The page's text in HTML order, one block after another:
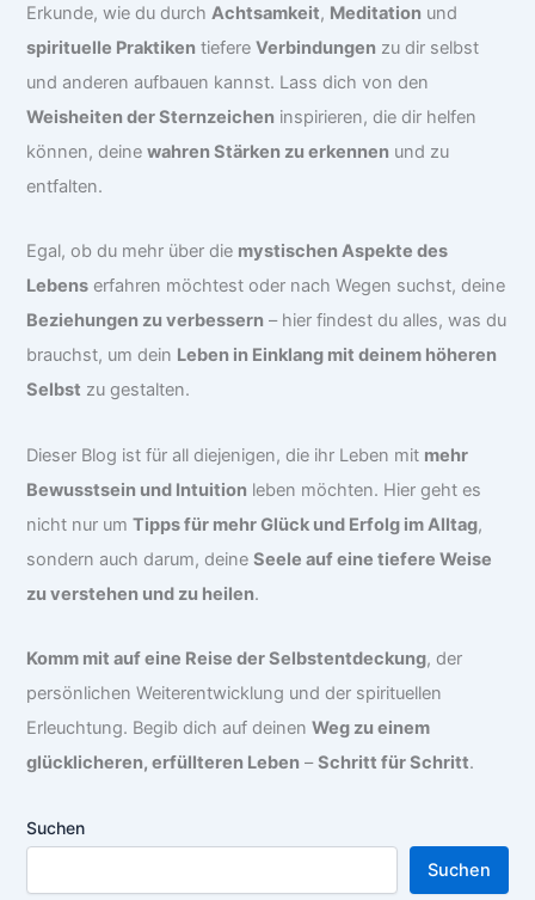
Erkunde, wie du durchAchtsamkeit, Meditation und
spirituelle Praktiken tiefereVerbindungen zu dir selbst
und anderen aufbauen kannst. Lass dich von den
Weisheiten der Sternzeichen inspirieren, die dir helfen
können, deinewahren Stärken zu erkennen und zu
entfalten.
Egal, ob du mehr über die mystischen Aspekte des
Lebens erfahren möchtest oder nach Wegen suchst, deine
Beziehungen zu verbessern – hier findest du alles, was du
brauchst, um dein Leben in Einklang mit deinem höheren
Selbst zu gestalten.
Dieser Blog ist für all diejenigen, die ihr Leben mit mehr
Bewusstsein und Intuition leben möchten. Hier geht es
nicht nur umTipps für mehr Glück und Erfolg im Alltag,
sondern auch darum, deineSeele auf eine tiefere Weise
zu verstehen und zu heilen.
Komm mit auf eine Reise der Selbstentdeckung, der
persönlichen Weiterentwicklung und der spirituellen
Erleuchtung. Begib dich auf deinenWeg zu einem
glücklicheren, erfüllteren Leben –Schritt für Schritt.
Suchen
Suchen